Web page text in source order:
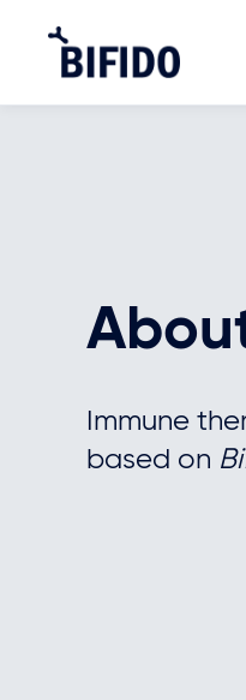
Immune
based on